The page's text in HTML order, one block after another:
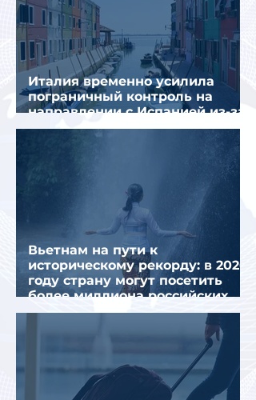
Италия временно усилила
пограничный контроль на
направлении с Испанией из-за
миграционного кризиса
Вьетнам на пути к
историческому рекорду: в 2026
году страну могут посетить
более миллиона российских
туристов